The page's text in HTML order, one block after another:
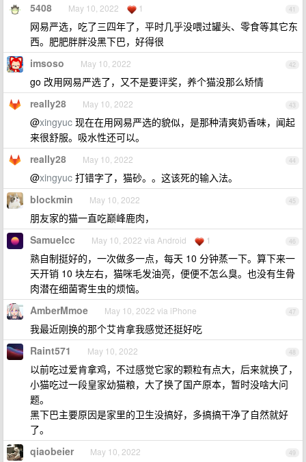
41
5408 May 10, 2022 1
网易严选，吃了三四年了，平时几乎没喂过罐头、零食等其它东
西。肥肥胖胖没黑下巴，好得很
42
imsoso May 10, 2022
go 改用网易严选了，又不是要评奖，养个猫没那么矫情
43
really28 May 10, 2022
@xingyuc 现在在用网易严选的貌似，是那种清爽奶香味，闻起
来很舒服。吸水性还可以。
44
really28 May 10, 2022
@xingyuc 打错字了，猫砂。。这该死的输入法。
45
blockmin May 10, 2022
朋友家的猫一直吃巅峰鹿肉，
46
Samuelcc May 10, 2022 via Android 1
熟自制挺好的，一次做多一点，每天 10 分钟蒸一下。算下来一
天开销 10 块左右，猫咪毛发油亮，便便不怎么臭。也没有生骨
肉潜在细菌寄生虫的烦恼。
47
AmberMmoe May 10, 2022 via iPhone
我最近刚换的那个艾肯拿我感觉还挺好吃
48
Raint571 May 10, 2022
以前吃过爱肯拿鸡，不过感觉它家的颗粒有点大，后来就换了，
小猫吃过一段皇家幼猫粮，大了换了国产原本，暂时没啥大问
题。
黑下巴主要原因是家里的卫生没搞好，多搞搞干净了自然就好
了。
49
qiaobeier May 10, 2022